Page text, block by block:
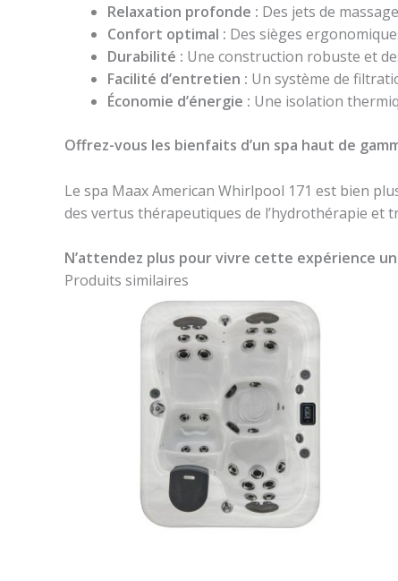
Relaxation profonde : Des jets de
Confort optimal : Des sièges
Durabilité : Une construction robuste et
Facilité d’entretien : Un système de
Économie d’énergie : Une isolation
Offrez-vous les bienfaits d’un spa haut de
Le spa Maax American Whirlpool 171 est bien
des vertus thérapeutiques de l’hydrothérapie et
N’attendez plus pour vivre cette expérience
Produits similaires